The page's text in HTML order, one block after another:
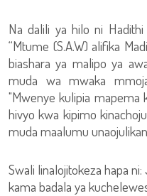
Na dalili ya hilo ni
“Mtume (S.A.W) alifika
biashara ya malipo ya
muda wa mwaka
"Mwenye kulipia mapema
hivyo kwa kipimo
muda maalumu
Swali linalojitokeza hapa
kama badala ya